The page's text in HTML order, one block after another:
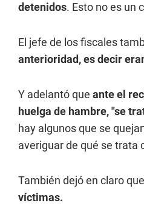
detenidos. Esto no es un
El jefe de los fiscales
anterioridad, es decir
Y adelantó que ante el
huelga de hambre, "se
hay algunos que se
averiguar de qué se trata
También dejó en claro
víctimas.